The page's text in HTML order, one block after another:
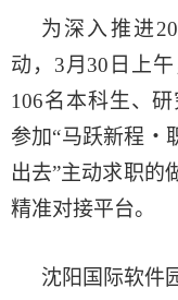
为深入推进
动，3月30日上
106名本科生、
参加“马跃新程・
出去”主动求职的
精准对接平台。
沈阳国际软件